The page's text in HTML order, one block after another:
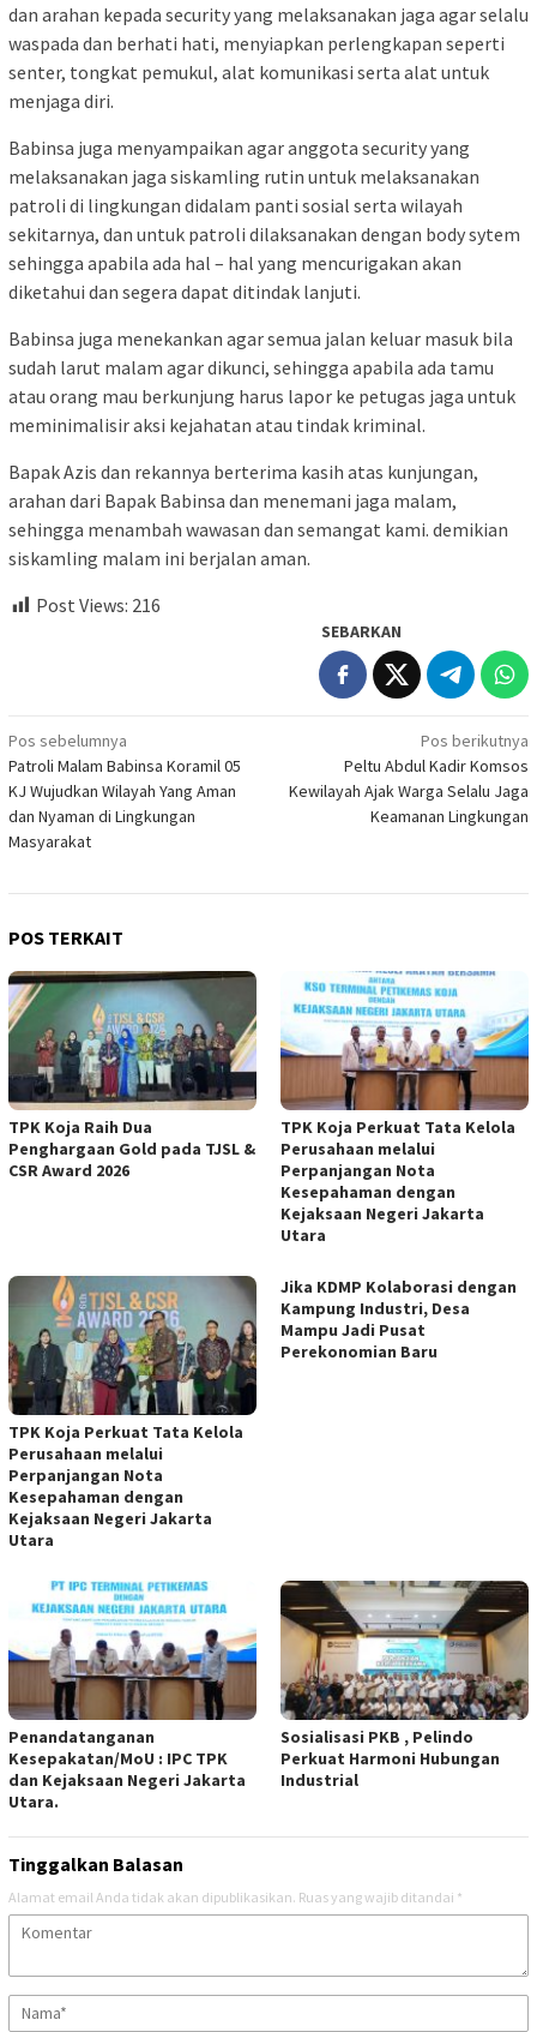
dan arahan kepada security yang melaksanakan jaga agar selalu
waspada dan berhati hati, menyiapkan perlengkapan seperti
senter, tongkat pemukul, alat komunikasi serta alat untuk
menjaga diri.
Babinsa juga menyampaikan agar anggota security yang
melaksanakan jaga siskamling rutin untuk melaksanakan
patroli di lingkungan didalam panti sosial serta wilayah
sekitarnya, dan untuk patroli dilaksanakan dengan body sytem
sehingga apabila ada hal – hal yang mencurigakan akan
diketahui dan segera dapat ditindak lanjuti.
Babinsa juga menekankan agar semua jalan keluar masuk bila
sudah larut malam agar dikunci, sehingga apabila ada tamu
atau orang mau berkunjung harus lapor ke petugas jaga untuk
meminimalisir aksi kejahatan atau tindak kriminal.
Bapak Azis dan rekannya berterima kasih atas kunjungan,
arahan dari Bapak Babinsa dan menemani jaga malam,
sehingga menambah wawasan dan semangat kami. demikian
siskamling malam ini berjalan aman.
Post Views: 216
SEBARKAN
Navigasi
pos
Pos sebelumnya
Patroli Malam Babinsa Koramil 05
KJ Wujudkan Wilayah Yang Aman
dan Nyaman di Lingkungan
Masyarakat
Pos berikutnya
Peltu Abdul Kadir Komsos
Kewilayah Ajak Warga Selalu Jaga
Keamanan Lingkungan
POS TERKAIT
TPK Koja Raih Dua
Penghargaan Gold pada TJSL &
CSR Award 2026
TPK Koja Perkuat Tata Kelola
Perusahaan melalui
Perpanjangan Nota
Kesepahaman dengan
Kejaksaan Negeri Jakarta
Utara ‎
TPK Koja Perkuat Tata Kelola
Perusahaan melalui
Perpanjangan Nota
Kesepahaman dengan
Kejaksaan Negeri Jakarta
Utara ‎
Jika KDMP Kolaborasi dengan
Kampung Industri, Desa
Mampu Jadi Pusat
Perekonomian Baru
‎Penandatanganan
Kesepakatan/MoU : IPC TPK
dan Kejaksaan Negeri Jakarta
Utara.
Sosialisasi PKB , Pelindo
Perkuat Harmoni Hubungan
Industrial
Tinggalkan Balasan
Alamat email Anda tidak akan dipublikasikan. Ruas yang wajib ditandai *